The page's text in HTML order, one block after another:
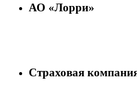
АО «Лорри»
Страховая